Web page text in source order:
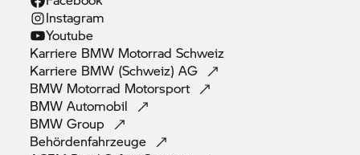
Instagram
Youtube
Karriere BMW Motorrad Schweiz
Karriere BMW (Schweiz)AG
BMW Motorrad Motorsport
BMWAutomobil
BMWGroup
Behördenfahrzeuge